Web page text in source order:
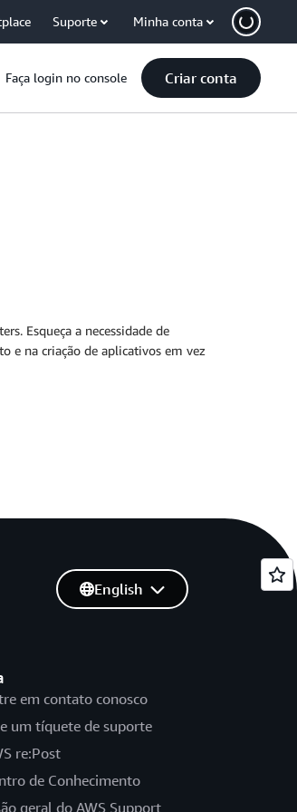
Suporte Minha conta
Faça login no console Criar conta
Esqueça a necessidade de
e na criação de aplicativos em vez
em contato conosco
um tíquete de suporte
re:Post
de Conhecimento
geral do AWS Support
English